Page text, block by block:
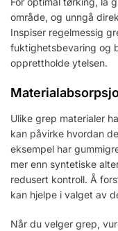
område, og unngå
Inspiser regelmessig
fuktighetsbevaring og
opprettholde ytelsen.
Ulike grep materialer
kan påvirke hvordan
eksempel har
mer enn syntetiske
redusert kontroll. Å
kan hjelpe i valget av
Når du velger grep,